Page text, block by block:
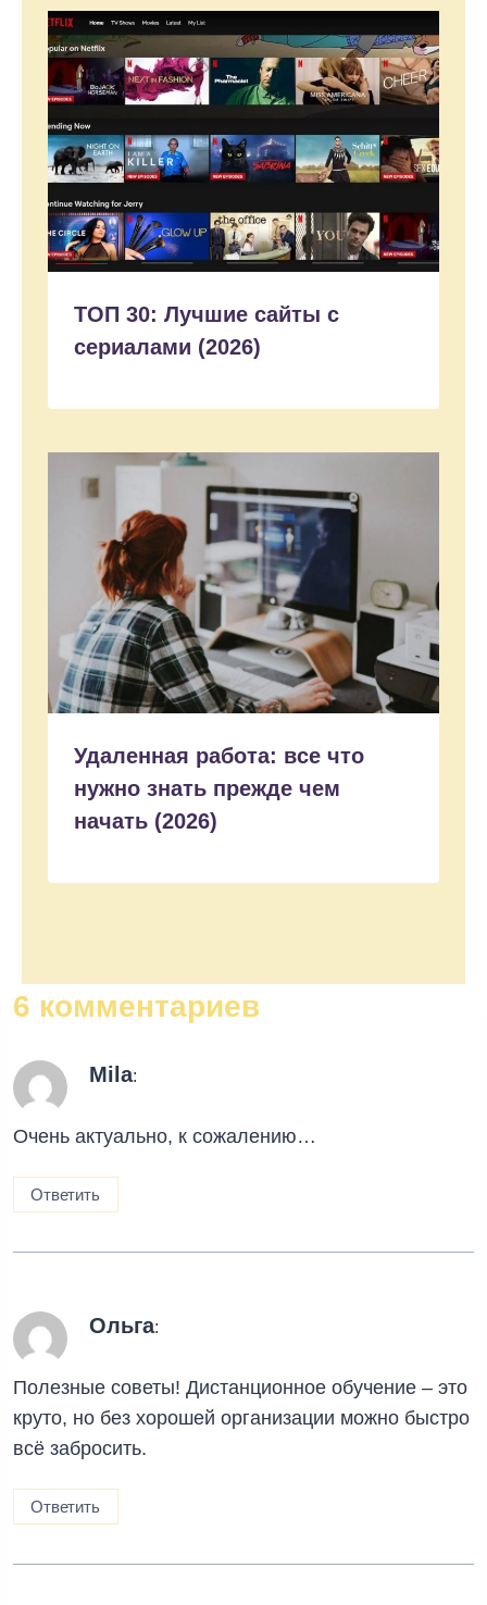
ТОП 30: Лучшие сайты с
сериалами (2026)
Удаленная работа: все что
нужно знать прежде чем
начать (2026)
6 комментариев
Mila:
Очень актуально, к сожалению…
Ответить
Ольга:
Полезные советы! Дистанционное обучение – это
круто, но без хорошей организации можно быстро
всё забросить.
Ответить